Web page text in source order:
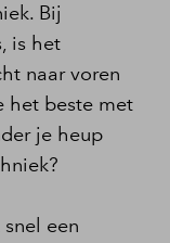
Bij
is het
naar voren
het beste met
je heup
een